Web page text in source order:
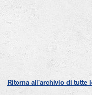
Ritorna all'archivio di tutte